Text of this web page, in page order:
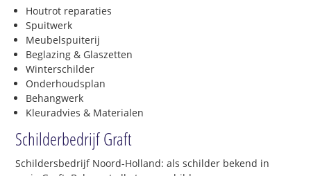
Houtrot reparaties
Spuitwerk
Meubelspuiterij
Beglazing & Glaszetten
Winterschilder
Onderhoudsplan
Behangwerk
Kleuradvies & Materialen
Schilderbedrijf Graft
Schildersbedrijf Noord-Holland: als schilder bekend in